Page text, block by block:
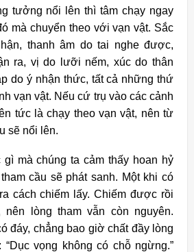
tưởng nổi lên thì tâm chạy ngay
mà chuyển theo với vạn vật. Sắc
thanh âm do tai nghe được,
ra, vị do lưỡi nếm, xúc do thân
do ý nhận thức, tất cả những thứ
vạn vật. Nếu cứ trụ vào các cảnh
tức là chạy theo vạn vật, nên từ
sẽ nổi lên.
mà chúng ta cảm thấy hoan hỷ
cầu sẽ phát sanh. Một khi có
cách chiếm lấy. Chiếm được rồi
lòng tham vẫn còn nguyên.
đáy, chẳng bao giờ chất đầy lòng
“Dục vọng không có chỗ ngừng.”